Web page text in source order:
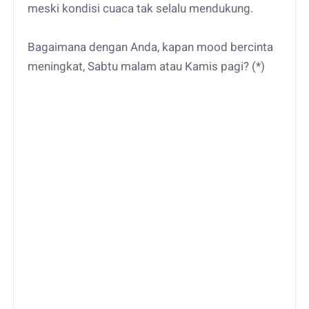
meski kondisi cuaca tak selalu mendukung.
Bagaimana dengan Anda, kapan mood bercinta
meningkat, Sabtu malam atau Kamis pagi? (*)